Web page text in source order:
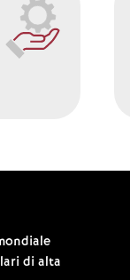
di alta